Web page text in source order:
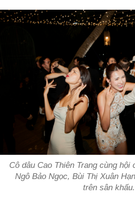
Cô dâu Cao Thiên Trang cùng hội
Ngô Bảo Ngọc, Bùi Thị Xuân
trên sân khấu.